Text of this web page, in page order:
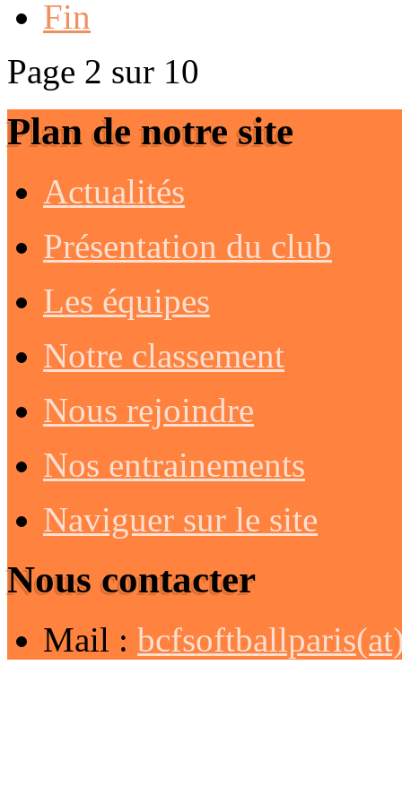
Fin
Page 2 sur 10
Plan de notre site
Actualités
Présentation du club
Les équipes
Notre classement
Nous rejoindre
Nos entrainements
Naviguer sur le site
Nous contacter
Mail :